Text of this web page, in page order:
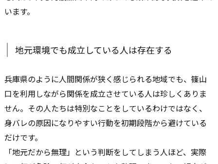
います。
地元環境でも成立している人は存在する
兵庫県のように人間関係が狭く感じられる地域でも、篠山
口を利用しながら関係を成立させている人は珍しくありま
せん。その人たちは特別なことをしているわけではなく、
身バレの原因になりやすい行動を初期段階から避けている
だけです。
「地元だから無理」という判断をしてしまう人ほど、実際